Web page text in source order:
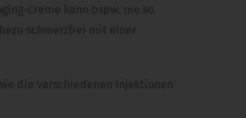
Creme kann bspw. nie so
schmerzfrei mit einer
die verschiedenen Injektionen